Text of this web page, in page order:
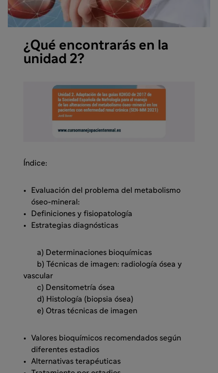
¿Qué encontrarás en la
unidad 2?
Índice:
Evaluación del problema del metabolismo
óseo-mineral:
Definiciones y fisiopatología
Estrategias diagnósticas
a) Determinaciones bioquímicas
b) Técnicas de imagen: radiología ósea y
vascular
c) Densitometría ósea
d) Histología (biopsia ósea)
e) Otras técnicas de imagen
Valores bioquímicos recomendados según
diferentes estadios
Alternativas terapéuticas